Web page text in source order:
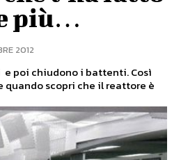
più…
2012
poi chiudono i battenti. Così
quando scopri che il reattore è